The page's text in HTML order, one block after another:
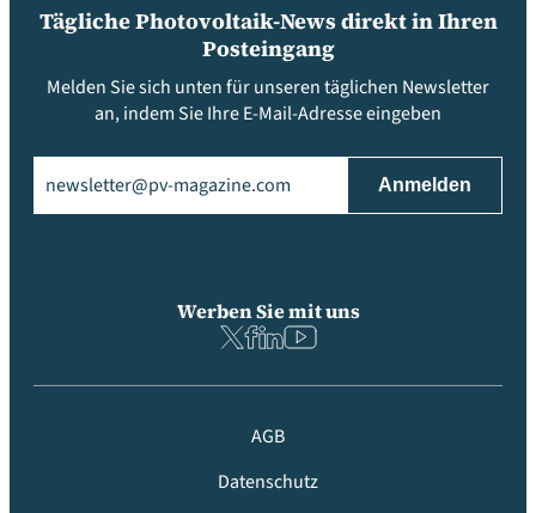
Tägliche Photovoltaik-News direkt in Ihren
Posteingang
Melden Sie sich unten für unseren täglichen Newsletter
an, indem Sie Ihre E-Mail-Adresse eingeben
Werben Sie mit uns
AGB
Datenschutz